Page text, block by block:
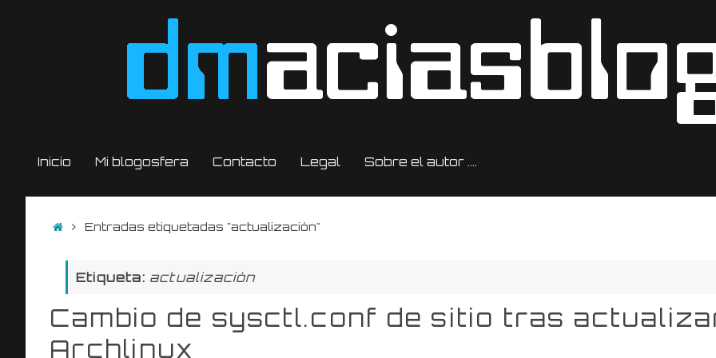
Inicio Mi blogosfera Contacto Legal Sobre el autor ….
InicioEntradas etiquetadas "actualización"
Etiqueta: actualización
Cambio de sysctl.conf de sitio tras
Archlinux